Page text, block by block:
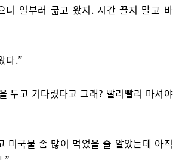
니 일부러 굶고 왔지. 시간 끌지 말고 바
다.”
두고 기다렸다고 그래? 빨리빨리 마셔야
미국물 좀 많이 먹었을 줄 알았는데 아직